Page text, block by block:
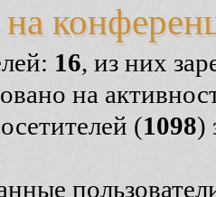
на
16, из них
на
(1098)